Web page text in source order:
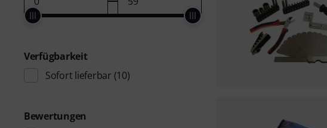
Verfügbarkeit
Sofort lieferbar (10)
Bewertungen